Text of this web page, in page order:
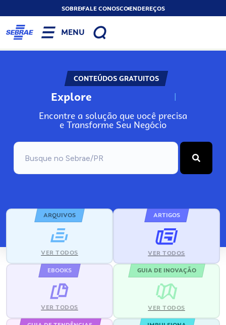
SOBREFALE CONOSCOENDEREÇOS
MENU
CONTEÚDOS GRATUITOS
Explore N
Encontre a solução que você precisa
e Transforme Seu Negócio
ARQUIVOS
VER TODOS
ARTIGOS
VER TODOS
EBOOKS
VER TODOS
GUIA DE INOVAÇÃO
VER TODOS